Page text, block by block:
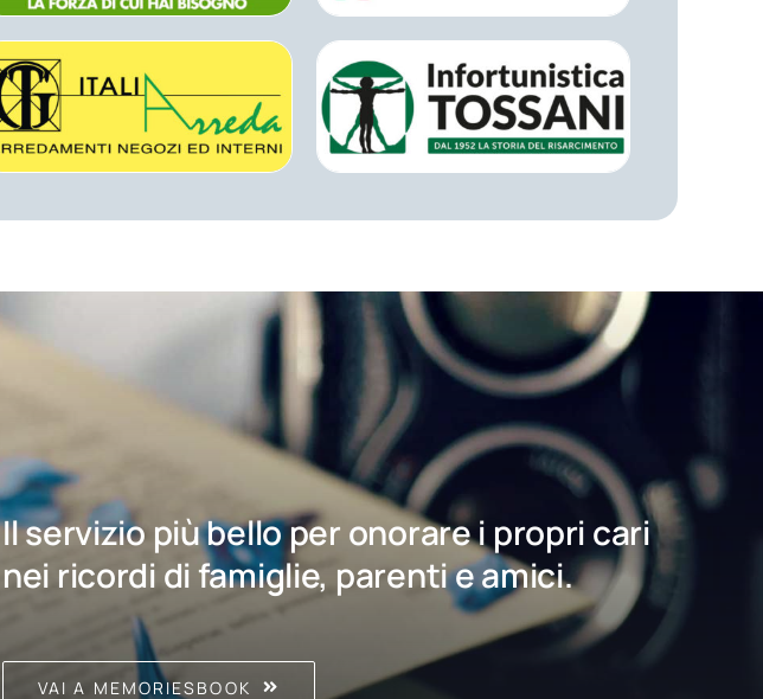
Il servizio più bello per onorare i propri cari
nei ricordi di famiglie, parenti e amici.
VAI A MEMORIESBOOK